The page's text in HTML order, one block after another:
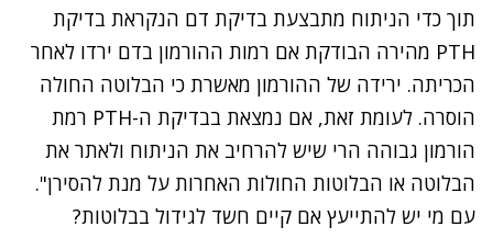
תוך כדי הניתוח מתבצעת בדיקת דם הנקראת בדיקת
PTH מהירה הבודקת אם רמות ההורמון בדם ירדו לאחר
הכריתה. ירידה של ההורמון מאשרת כי הבלוטה החולה
הוסרה. לעומת זאת, אם נמצאת בבדיקת ה-PTH רמת
הורמון גבוהה הרי שיש להרחיב את הניתוח ולאתר את
הבלוטה או הבלוטות החולות האחרות על מנת להסירן".
עם מי יש להתייעץ אם קיים חשד לגידול בבלוטות?